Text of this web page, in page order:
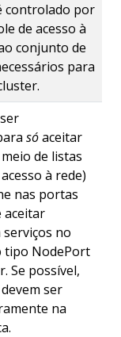
controlado por
de acesso à
conjunto de
para
sóaceitar
de listas
à rede)
nas portas
aceitar
no
tipo NodePort
Se possível,
ser
na